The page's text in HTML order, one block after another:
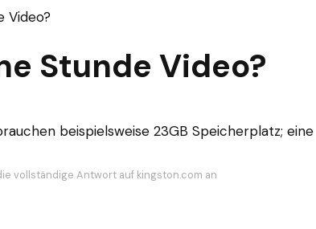
Video?
Stunde Video?
beispielsweise 23GB Speicherplatz; eine
vollständige Antwort auf kingston.com an